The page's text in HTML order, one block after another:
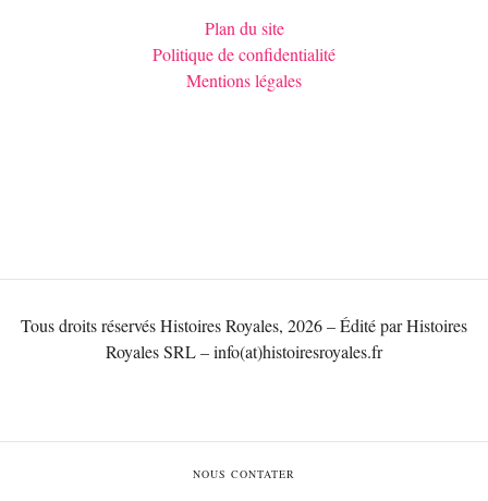
Plan du site
Politique de confidentialité
Mentions légales
Tous droits réservés Histoires Royales, 2026 – Édité par Histoires
Royales SRL – info(at)histoiresroyales.fr
NOUS CONTATER